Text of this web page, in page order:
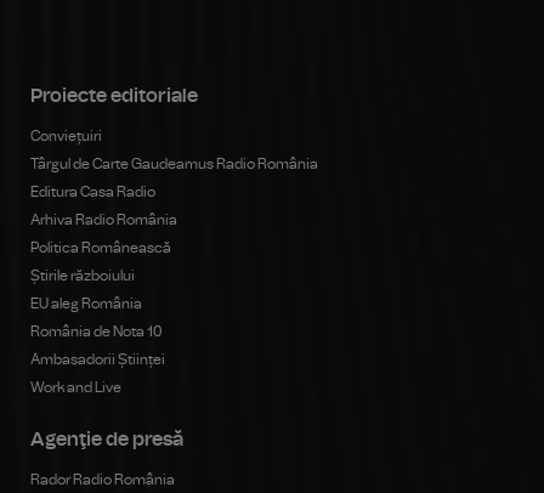
Proiecte editoriale
Conviețuiri
Târgul de Carte Gaudeamus Radio România
Editura Casa Radio
Arhiva Radio România
Politica Românească
Știrile războiului
EU aleg România
România de Nota 10
Ambasadorii Științei
Work and Live
Agenţie de presă
Rador Radio România